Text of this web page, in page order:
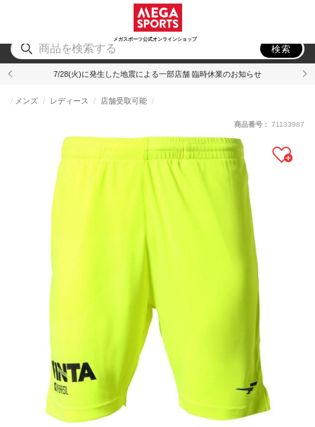
メガスポーツ公式オンラインショップ
アウトドア
検索
7/28(火)に発生した地震による一部店舗 臨時休業のお知らせ
メンズ レディース 店舗受取可能
商品番号： 71133987